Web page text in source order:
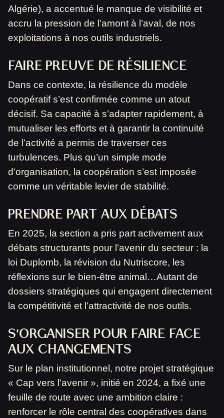
Algérie), a accentué le manque de visibilité et
accru la pression de l’amont à l’aval, de nos
exploitations à nos outils industriels.
FAIRE PREUVE DE RÉSILIENCE
Dans ce contexte, la résilience du modèle
coopératif s’est confirmée comme un atout
décisif. Sa capacité à s’adapter rapidement, à
mutualiser les efforts et à garantir la continuité
de l’activité a permis de traverser ces
turbulences. Plus qu’un simple mode
d’organisation, la coopération s’est imposée
comme un véritable levier de stabilité.
PRENDRE PART AUX DÉBATS
En 2025, la section a pris part activement aux
débats structurants pour l’avenir du secteur : la
loi Duplomb, la révision du Nutriscore, les
réflexions sur le bien-être animal…Autant de
dossiers stratégiques qui engagent directement
la compétitivité et l’attractivité de nos outils.
S’ORGANISER POUR FAIRE FACE
AUX CHANGEMENTS
Sur le plan institutionnel, notre projet stratégique
« Cap vers l’avenir », initié en 2024, a fixé une
feuille de route avec une ambition claire :
renforcer le rôle central des coopératives dans